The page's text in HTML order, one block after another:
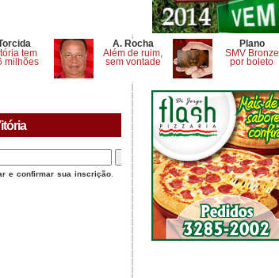
tem
milhões
A. Rocha
Além de ruim,
sem vontade
Plano
SMV Bronze
por boleto
e confirmar sua inscrição